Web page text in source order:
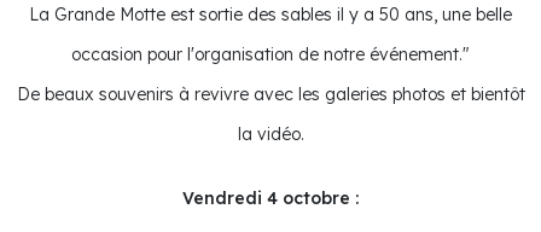
La Grande Motte est sortie des sables il y a 50 ans, une belle
occasion pour l'organisation de notre événement."
De beaux souvenirs à revivre avec les galeries photos et bientôt
la vidéo.
Vendredi 4 octobre :